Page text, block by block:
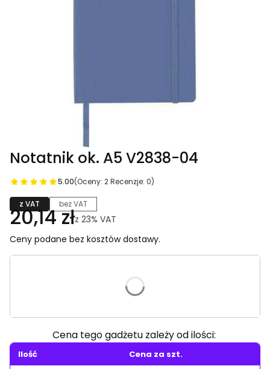
Notatnik ok. A5 V2838-04
5.00(Oceny: 2 Recenzje: 0)
z VAT bez VAT
20,14 złz 23% VAT
Ceny podane bez kosztów dostawy.
Poszczególne warianty mogą różnić się ceną
Cena tego gadżetu zależy od ilości:
Ilość
Cena za szt.